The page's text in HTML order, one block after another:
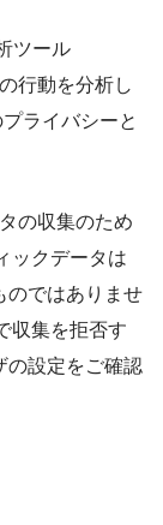
ツール
行動を分析し
ライバシーと
の収集のため
ックデータは
のではありませ
収集を拒否す
の設定をご確認